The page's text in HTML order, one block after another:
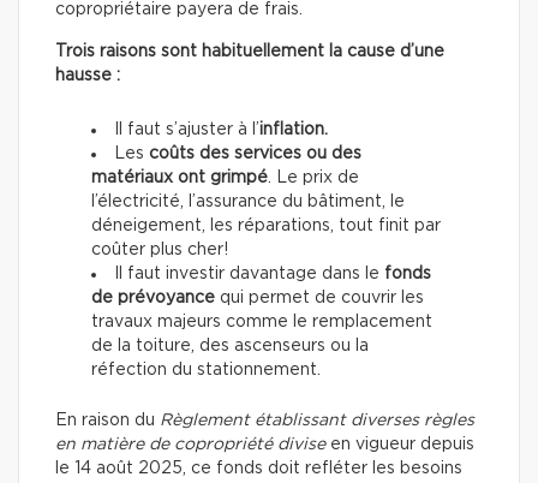
copropriétaire payera de frais.
Trois raisons sont habituellement la cause d’une
hausse :
Il faut s’ajuster à l’inflation.
Les coûts des services ou des
matériaux ont grimpé. Le prix de
l’électricité, l’assurance du bâtiment, le
déneigement, les réparations, tout finit par
coûter plus cher!
Il faut investir davantage dans le fonds
de prévoyance qui permet de couvrir les
travaux majeurs comme le remplacement
de la toiture, des ascenseurs ou la
réfection du stationnement.
En raison du Règlement établissant diverses règles
en matière de copropriété diviseen vigueur depuis
le 14 août 2025, ce fonds doit refléter les besoins